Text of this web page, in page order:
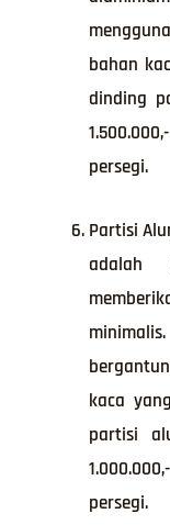
bahan
dinding
persegi.
Partisi
adalah
kaca
partisi
persegi.